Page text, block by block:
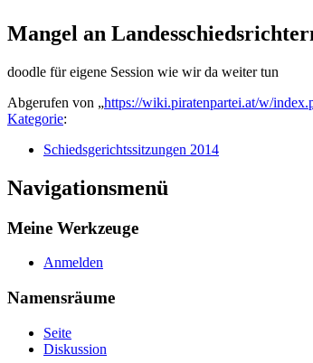
Mangel an
doodle für eigene Session wie wir da weiter tun
Abgerufen von „https://wiki.piratenpartei.at/w/
Kategorie:
Schiedsgerichtssitzungen 2014
Navigationsmenü
Meine Werkzeuge
Anmelden
Namensräume
Seite
Diskussion